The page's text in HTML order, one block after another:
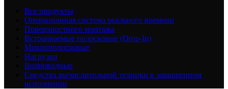
Все продукты
Операционная система реального времени
Поверхностного монтажа
Встраиваемые полосковые (Drop-In)
Микрополосковые
Нагрузки
Волноводные
Средства вычислительной техники в защищенном
исполнении